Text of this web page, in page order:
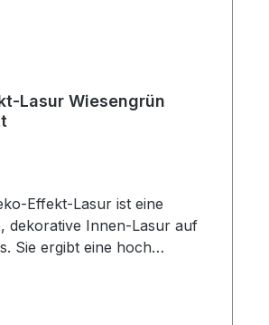
Lasur Wiesengrün
Effekt-Lasur ist eine
dekorative Innen-Lasur auf
Sie ergibt eine hoch